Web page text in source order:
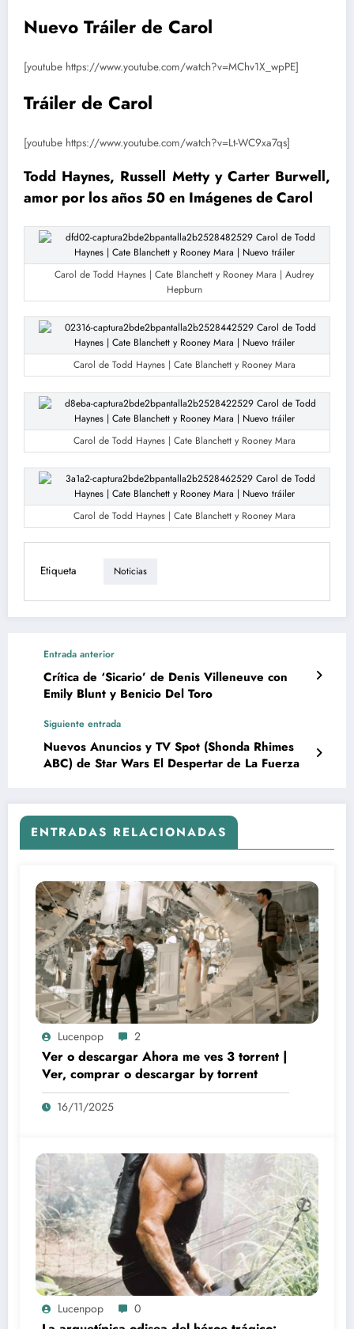
Nuevo Tráiler de Carol
[youtube https://www.youtube.com/watch?v=MChv1X_wpPE]
Tráiler de Carol
[youtube https://www.youtube.com/watch?v=Lt-WC9xa7qs]
Todd Haynes, Russell Metty y Carter Burwell,
amor por los años 50 en Imágenes de Carol
Carol de Todd Haynes | Cate Blanchett y Rooney Mara | Audrey
Hepburn
Carol de Todd Haynes | Cate Blanchett y Rooney Mara
Carol de Todd Haynes | Cate Blanchett y Rooney Mara
Carol de Todd Haynes | Cate Blanchett y Rooney Mara
Etiqueta Noticias
Entrada anterior
Crítica de ‘Sicario’ de Denis Villeneuve con
Emily Blunt y Benicio Del Toro
Siguiente entrada
Nuevos Anuncios y TV Spot (Shonda Rhimes
ABC) de Star Wars El Despertar de La Fuerza
ENTRADAS RELACIONADAS
Lucenpop 2
Ver o descargar Ahora me ves 3 torrent |
Ver, comprar o descargar by torrent
16/11/2025
Lucenpop 0